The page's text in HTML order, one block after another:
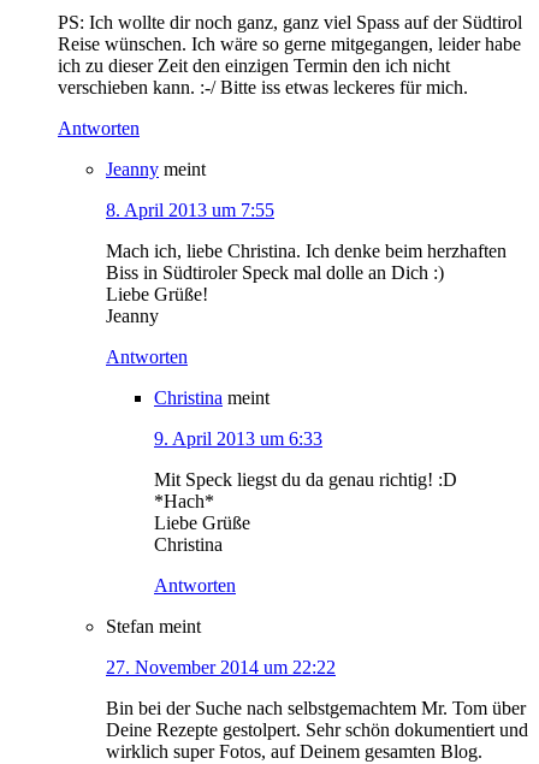
PS: Ich wollte dir noch ganz, ganz viel Spass auf der Südtirol
Reise wünschen. Ich wäre so gerne mitgegangen, leider habe
ich zu dieser Zeit den einzigen Termin den ich nicht
verschieben kann. :-/ Bitte iss etwas leckeres für mich.
Antworten
Jeanny meint
8. April 2013 um 7:55
Mach ich, liebe Christina. Ich denke beim herzhaften
Biss in Südtiroler Speck mal dolle an Dich :)
Liebe Grüße!
Jeanny
Antworten
Christina meint
9. April 2013 um 6:33
Mit Speck liegst du da genau richtig! :D
*Hach*
Liebe Grüße
Christina
Antworten
Stefan meint
27. November 2014 um 22:22
Bin bei der Suche nach selbstgemachtem Mr. Tom über
Deine Rezepte gestolpert. Sehr schön dokumentiert und
wirklich super Fotos, auf Deinem gesamten Blog.